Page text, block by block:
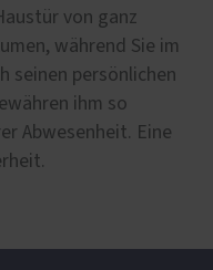
von ganz
während Sie im
seinen persönlichen
ihm so
Abwesenheit. Eine